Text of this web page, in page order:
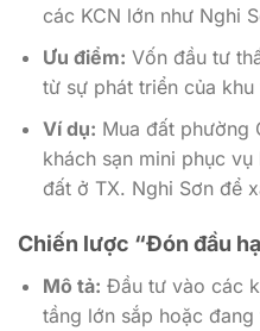
các KCN lớn như Nghi
Ưu điểm: Vốn đầu tư
từ sự phát triển của
Ví dụ: Mua đất phường
khách sạn mini phục
đất ở TX. Nghi Sơn để
Chiến lược “Đón đầu
Mô tả: Đầu tư vào các
tầng lớn sắp hoặc đang